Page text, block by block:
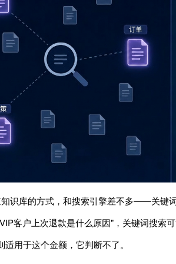
识库的方式，和搜索引擎差不多——关键
客户上次退款是什么原因"，关键词搜索
适用于这个金额，它判断不了。